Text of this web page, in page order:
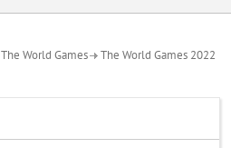
The World Games
The World Games 2022